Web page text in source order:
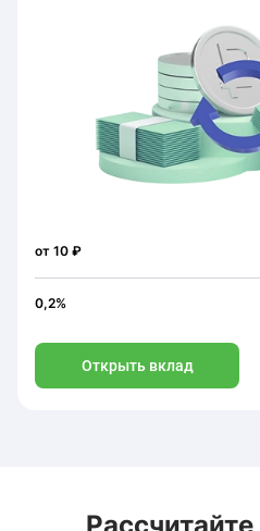
от 10 ₽
0,2%
Открыть вклад